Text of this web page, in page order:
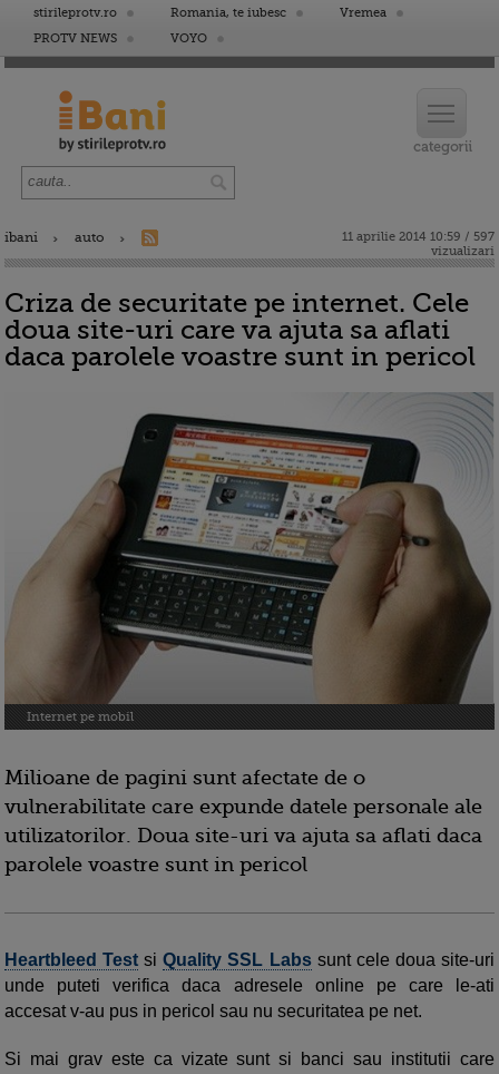
stirileprotv.ro Romania, te iubesc
Vremea
PROTV NEWS
VOYO
ibani auto
11 aprilie 2014 10:59 / 597
vizualizari
Criza de securitate pe internet. Cele
doua site-uri care va ajuta sa aflati
daca parolele voastre sunt in pericol
Internet pe mobil
Milioane de pagini sunt afectate de o
vulnerabilitate care expunde datele personale ale
utilizatorilor. Doua site-uri va ajuta sa aflati daca
parolele voastre sunt in pericol
Heartbleed Test siQuality SSL Labssunt cele doua site-uri
unde puteti verifica daca adresele online pe care le-ati
accesat v-au pus in pericol sau nu securitatea pe net.
Si mai grav este ca vizate sunt si banci sau institutii care